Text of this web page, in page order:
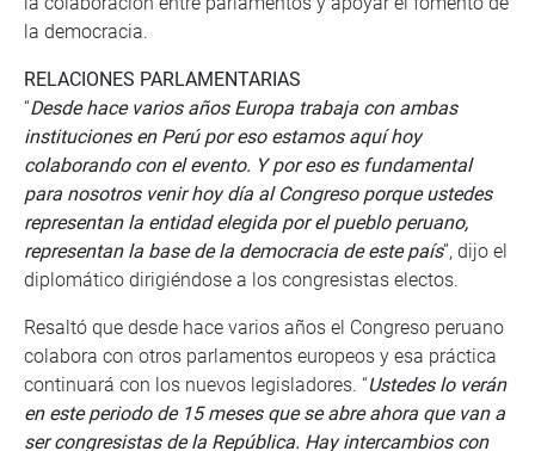
la democracia.
RELACIONES PARLAMENTARIAS
“Desde hace varios años Europa trabaja con ambas
instituciones en Perú por eso estamos aquí hoy
colaborando con el evento. Y por eso es fundamental
para nosotros venir hoy día al Congreso porque ustedes
representan la entidad elegida por el pueblo peruano,
representan la base de la democracia de este país”, dijo el
diplomático dirigiéndose a los congresistas electos.
Resaltó que desde hace varios años el Congreso peruano
colabora con otros parlamentos europeos y esa práctica
continuará con los nuevos legisladores. “Ustedes lo verán
en este periodo de 15 meses que se abre ahora que van a
ser congresistas de la República. Hay intercambios con